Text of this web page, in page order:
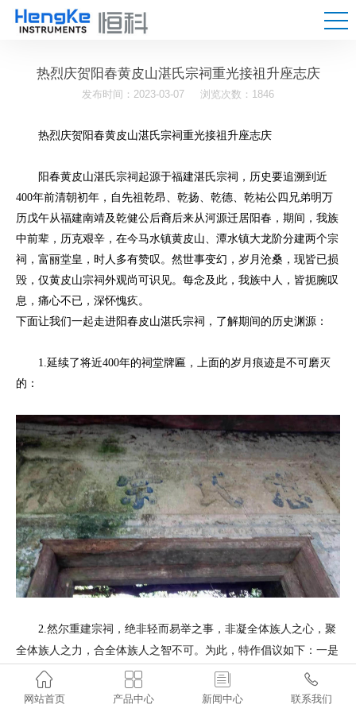
热烈庆贺阳春黄皮山湛氏宗祠重光接祖升座志庆
发布时间：2023-03-07 浏览次数：1846
热烈庆贺阳春黄皮山湛氏宗祠重光接祖升座志庆
阳春黄皮山湛氏宗祠起源于福建湛氏宗祠，历史要追溯到近
400年前清朝初年，自先祖乾昂、乾扬、乾德、乾祐公四兄弟明万
历戊午从福建南靖及乾健公后裔后来从河源迁居阳春，期间，我族
中前辈，历克艰辛，在今马水镇黄皮山、潭水镇大龙阶分建两个宗
祠，富丽堂皇，时人多有赞叹。然世事变幻，岁月沧桑，现皆已损
毁，仅黄皮山宗祠外观尚可识见。每念及此，我族中人，皆扼腕叹
息，痛心不已，深怀愧疚。
下面让我们一起走进阳春皮山湛氏宗祠，了解期间的历史渊源：
1.延续了将近400年的祠堂牌匾，上面的岁月痕迹是不可磨灭
的：
2. 然尔重建宗祠，绝非轻而易举之事，非凝全体族人之心，聚
全体族人之力，合全体族人之智不可。为此，特作倡议如下：一是
家族事业至高无尚。凡族中人员不分男女，均有义务为家族建祠出
资出力。二是殷实富裕家庭勇挑重担。效仿先贤，重金赞助，彰显

网站首页

产品中心

新闻中心

联系我们